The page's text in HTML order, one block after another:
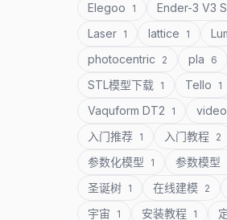
Elegoo 1 Ender-3 V3
Laser 1 lattice 1
photocentric 2 pla 6
STL模型下载 1 Tello 1
Vaquform DT2 1
入门推荐 1 入门教程 2
参数化模型 1 参数模型
圣诞树 1 在线建模 2
宇宙 1 安装教程 1